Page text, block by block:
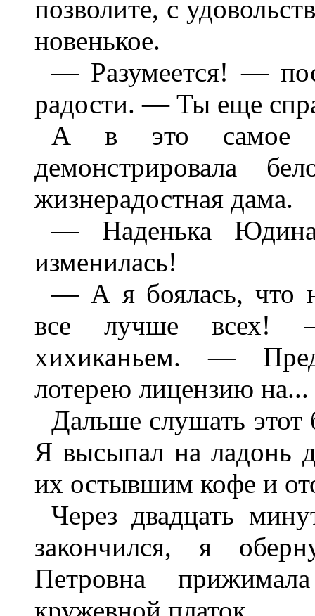
позволите, с
новенькое.
— Разумеется! —
радости. — Ты еще
А в это самое
демонстрировала
жизнерадостная дама.
— Наденька
изменилась!
— А я боялась, что
все лучше всех! —
хихиканьем. —
лотерею лицензию на...
Дальше слушать
Я высыпал на ладонь
их остывшим кофе и
Через двадцать
закончился, я
Петровна